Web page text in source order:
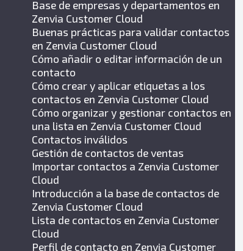
Base de empresas y departamentos en
Zenvia Customer Cloud
Buenas prácticas para validar contactos
en Zenvia Customer Cloud
Cómo añadir o editar información de un
contacto
Cómo crear y aplicar etiquetas a los
contactos en Zenvia Customer Cloud
Cómo organizar y gestionar contactos en
una lista en Zenvia Customer Cloud
Contactos inválidos
Gestión de contactos de ventas
Importar contactos a Zenvia Customer
Cloud
Introducción a la base de contactos de
Zenvia Customer Cloud
Lista de contactos en Zenvia Customer
Cloud
Perfil de contacto en Zenvia Customer